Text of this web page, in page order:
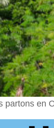
partons en